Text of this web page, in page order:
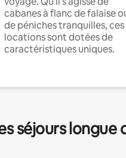
cabanes à flanc de falaise
de péniches tranquilles, ces
locations sont dotées de
caractéristiques uniques.
séjours longue